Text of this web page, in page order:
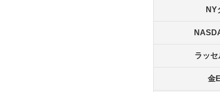
NY
ラッ
金